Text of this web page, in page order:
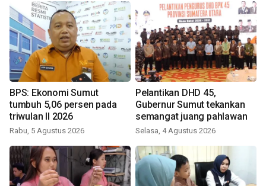
BPS: Ekonomi Sumut
tumbuh 5,06 persen pada
triwulan II 2026
Rabu, 5 Agustus 2026
Pelantikan DHD 45,
Gubernur Sumut tekankan
semangat juang pahlawan
Selasa, 4 Agustus 2026